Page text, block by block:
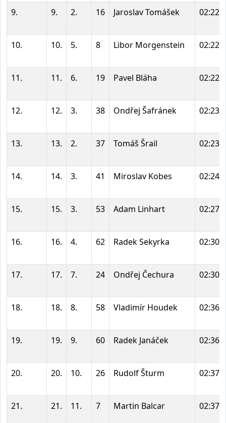
9. 9. 2. 16 Jaroslav Tomášek
10. 10. 5. 8 Libor Morgenstein
11. 11. 6. 19 Pavel Bláha
12. 12. 3. 38 Ondřej Šafránek
13. 13. 2. 37 Tomáš Šrail
14. 14. 3. 41 Miroslav Kobes
15. 15. 3. 53 Adam Linhart
16. 16. 4. 62 Radek Sekyrka
17. 17. 7. 24 Ondřej Čechura
18. 18. 8. 58 Vladimír Houdek
19. 19. 9. 60 Radek Janáček
20. 20. 10. 26 Rudolf Šturm
21. 21. 11. 7 Martin Balcar